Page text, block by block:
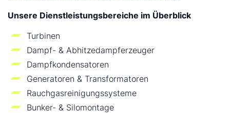
Unsere Dienstleistungsbereiche im Überblick
Turbinen
Dampf- & Abhitzedampferzeuger
Dampfkondensatoren
Generatoren & Transformatoren
Rauchgasreinigungssysteme
Bunker- & Silomontage